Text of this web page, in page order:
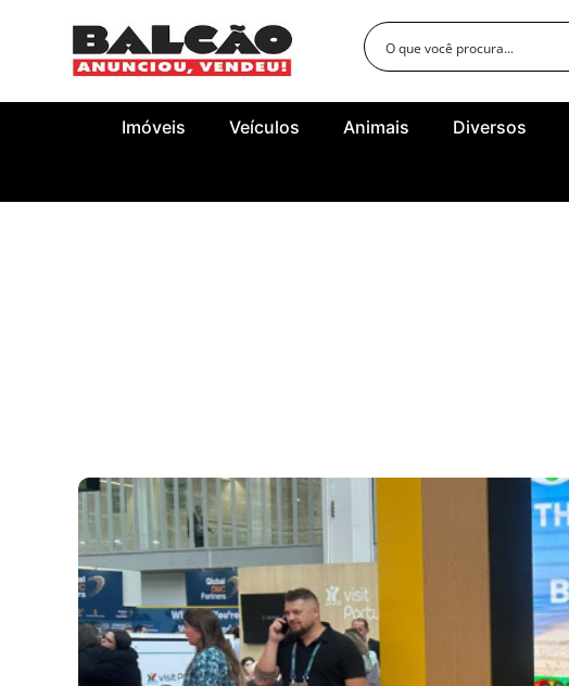
Imóveis Veículos Animais Diversos